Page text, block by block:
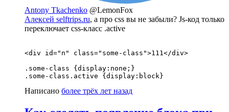
Antony Tkachenko @LemonFox
Алексей selftrips.ru, а про css вы не забыли? Js-код только
переключает css-класс .active
<div id="n" class="some-class">111</div>
.some-class {display:none;}
.some-class.active {display:block}
Написано более трёх лет назад